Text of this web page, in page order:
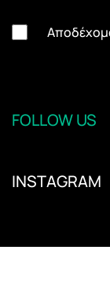
FOLLOW US
INSTAGRAM